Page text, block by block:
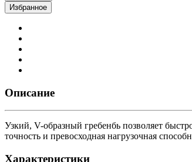
Избранное
Описание
Узкий, V-образный гребенбь позволяет
точность и превосходная нагрузочная
Характеристики